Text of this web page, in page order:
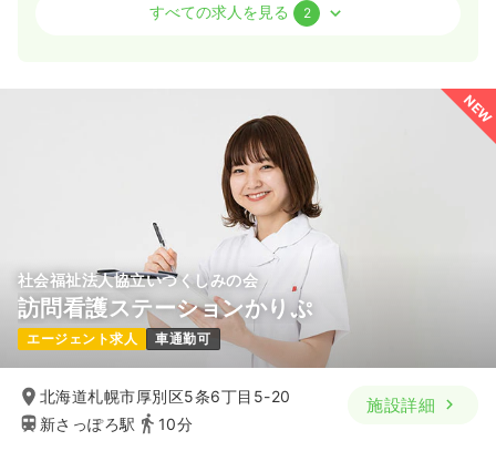
（休憩60分）
年間休日120日
オンコールあり
月給26万円以上可
気になる 詳細を見る
その他正看護師
日勤のみ（常勤） 一時募集休止
給与 23.3〜29.2万円/月 賞与3.53ヶ月
※一例
すべての求人を見る 2
NEW
社会福祉法人協立いつくしみの会
訪問看護ステーションかりぷ
エージェント求人 車通勤可
北海道札幌市厚別区5条6丁目5-20
新さっぽろ駅
10分
施設詳細